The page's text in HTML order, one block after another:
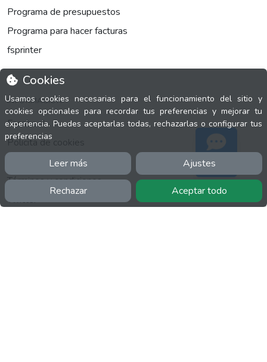
Cookies
Usamos cookies necesarias para el funcionamiento del sitio y
cookies opcionales para recordar tus preferencias y mejorar tu
experiencia. Puedes aceptarlas todas, rechazarlas o configurar tus
preferencias
Leer más Ajustes
Rechazar Aceptar todo
Programa de presupuestos
Programa para hacer facturas
fsprinter
INFORMACIÓN
Facebook
Polícita de cookies
Política de privacidad
Términos y condiciones
Twitter
Soporte